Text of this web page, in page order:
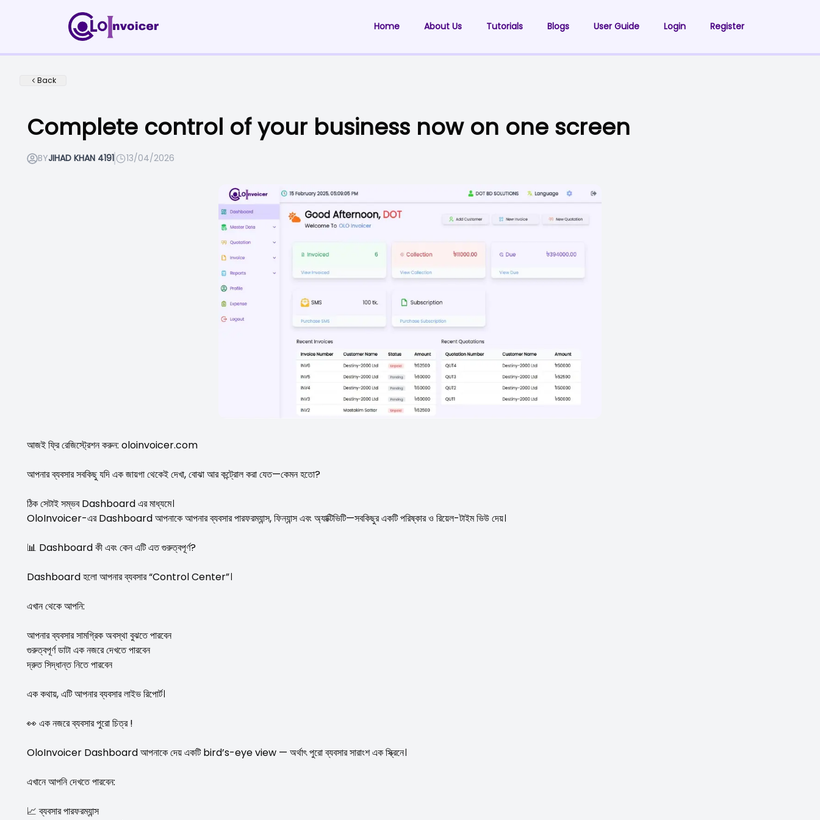
Home About Us Tutorials Blogs User Guide Login Register
Back
Complete control of your business now on one screen
BYJIHAD KHAN 4191 13/04/2026
আজই ফ্রি রেজিস্ট্রেশন করুন: oloinvoicer.com
আপনার ব্যবসার সবকিছু যদি এক জায়গা থেকেই দেখা, বোঝা আর কন্ট্রোল করা যেত—কেমন হতো?
ঠিক সেটাই সম্ভব Dashboard এর মাধ্যমে।
OloInvoicer-এর Dashboard আপনাকে আপনার ব্যবসার পারফরম্যান্স, ফিন্যান্স এবং অ্যাক্টিভিটি—সবকিছুর একটি পরিষ্কার ও রিয়েল-টাইম ভিউ দেয়।
📊 Dashboard কী এবং কেন এটি এত গুরুত্বপূর্ণ?
Dashboard হলো আপনার ব্যবসার “Control Center”।
এখান থেকে আপনি:
আপনার ব্যবসার সামগ্রিক অবস্থা বুঝতে পারবেন
গুরুত্বপূর্ণ ডাটা এক নজরে দেখতে পারবেন
দ্রুত সিদ্ধান্ত নিতে পারবেন
এক কথায়, এটি আপনার ব্যবসার লাইভ রিপোর্ট।
👀 এক নজরে ব্যবসার পুরো চিত্র !
OloInvoicer Dashboard আপনাকে দেয় একটি bird’s-eye view — অর্থাৎ পুরো ব্যবসার সারাংশ এক স্ক্রিনে।
এখানে আপনি দেখতে পারবেন:
📈 ব্যবসার পারফরম্যান্স